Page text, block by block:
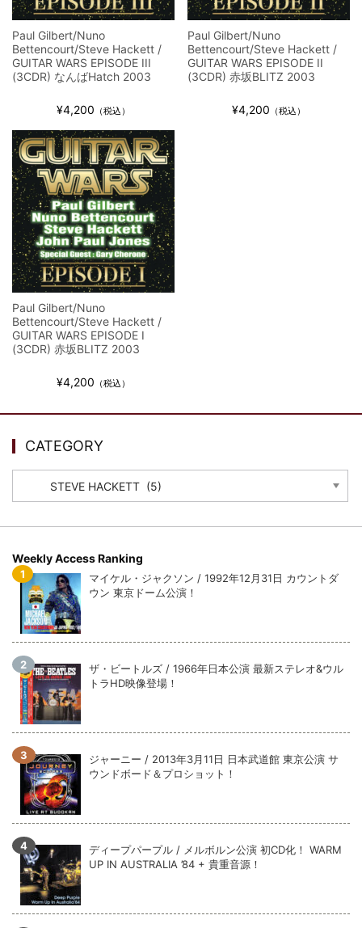
スコーピオンズ / 2024年6月15日 リスボン公演 FHD 完全収録！
*NEW RELEASE (最新約3ヶ月)
2024.6.20
マネスキン / 2024年6月9日 ドイツ ROCK AM RING 公演 FHD 完
全収録！
*NEW RELEASE (最新約3ヶ月)
2024.6.9
リアム・ギャラガー / 2024年6月1日 英国シェフィールド公演 完
*NEW RELEASE (最新約3ヶ月)
2024.6.9
メガデス / 2023年8月4日 ドイツ W.O.A. 公演 FHD 完全収録！
*NEW RELEASE (最新約3ヶ月)
2024.6.9
ユーライア・ヒープ / 2023年8月3日 ドイツ W.O.A. 公演 FHD 完
全収録！
*NEW RELEASE (最新約3ヶ月)
ジャーニー / 1979年5月8+9日 コロラド州 2公演 SBD 完全収録！
Paul Gilbert/Nuno
Bettencourt/Steve Hackett /
GUITAR WARS EPISODE III
(3CDR) なんばHatch 2003
¥4,200 （税込）
Paul Gilbert/Nuno
Bettencourt/Steve Hackett /
GUITAR WARS EPISODE II
(3CDR) 赤坂BLITZ 2003
¥4,200 （税込）
Paul Gilbert/Nuno
Bettencourt/Steve Hackett /
GUITAR WARS EPISODE I
(3CDR) 赤坂BLITZ 2003
¥4,200 （税込）
CATEGORY
Weekly Access Ranking
マイケル・ジャクソン / 1992年12月31日 カウントダ
ウン 東京ドーム公演！
ザ・ビートルズ / 1966年日本公演 最新ステレオ&ウル
トラHD映像登場！
ジャーニー / 2013年3月11日 日本武道館 東京公演 サ
ウンドボード＆プロショット！
ディープパープル / メルボルン公演 初CD化！ WARM
UP IN AUSTRALIA ’84 + 貴重音源！